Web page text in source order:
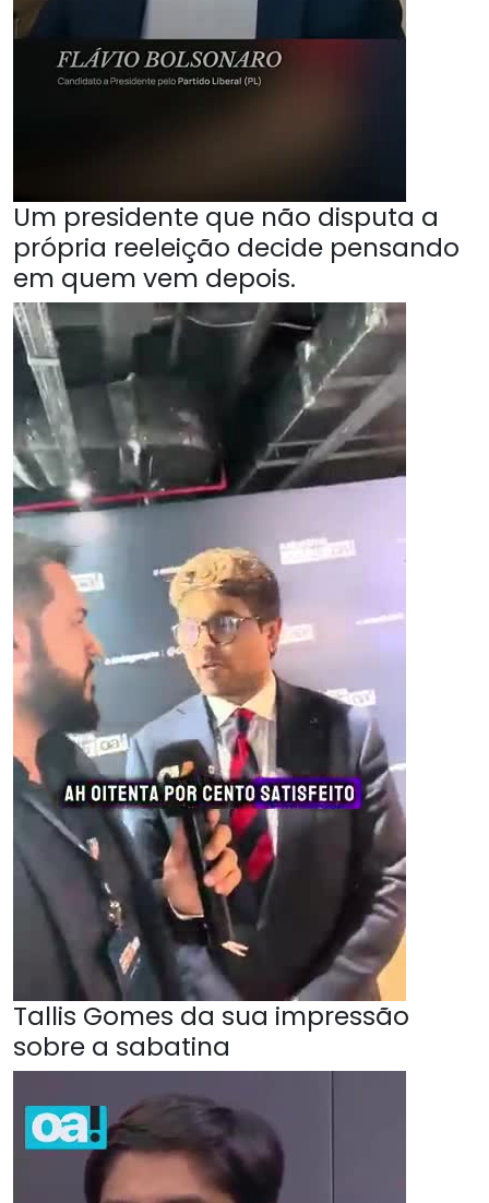
Um presidente que não disputa a
própria reeleição decide pensando
em quem vem depois.
Tallis Gomes da sua impressão
sobre a sabatina